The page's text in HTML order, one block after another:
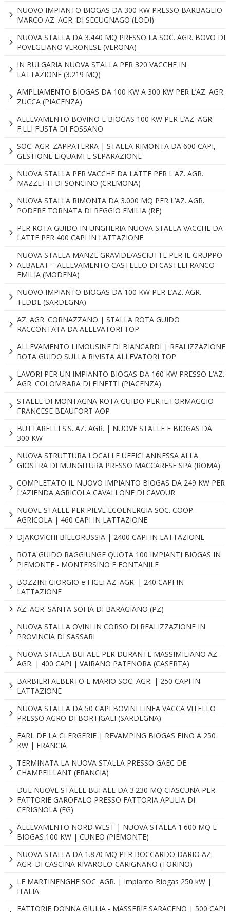
NUOVO IMPIANTO BIOGAS DA 300 KW PRESSO BARBAGLIO
MARCO AZ. AGR. DI SECUGNAGO (LODI)
NUOVA STALLA DA 3.440 MQ PRESSO LA SOC. AGR. BOVO DI
POVEGLIANO VERONESE (VERONA)
IN BULGARIA NUOVA STALLA PER 320 VACCHE IN
LATTAZIONE (3.219 MQ)
AMPLIAMENTO BIOGAS DA 100 KW A 300 KW PER L’AZ. AGR.
ZUCCA (PIACENZA)
ALLEVAMENTO BOVINO E BIOGAS 100 KW PER L’AZ. AGR.
F.LLI FUSTA DI FOSSANO
SOC. AGR. ZAPPATERRA | STALLA RIMONTA DA 600 CAPI,
GESTIONE LIQUAMI E SEPARAZIONE
NUOVA STALLA PER VACCHE DA LATTE PER L'AZ. AGR.
MAZZETTI DI SONCINO (CREMONA)
NUOVA STALLA RIMONTA DA 3.000 MQ PER L’AZ. AGR.
PODERE TORNATA DI REGGIO EMILIA (RE)
PER ROTA GUIDO IN UNGHERIA NUOVA STALLA VACCHE DA
LATTE PER 400 CAPI IN LATTAZIONE
NUOVA STALLA MANZE GRAVIDE/ASCIUTTE PER IL GRUPPO
ALBALAT – ALLEVAMENTO CASTELLO DI CASTELFRANCO
EMILIA (MODENA)
NUOVO IMPIANTO BIOGAS DA 100 KW PER L’AZ. AGR.
TEDDE (SARDEGNA)
AZ. AGR. CORNAZZANO | STALLA ROTA GUIDO
RACCONTATA DA ALLEVATORI TOP
ALLEVAMENTO LIMOUSINE DI BIANCARDI | REALIZZAZIONE
ROTA GUIDO SULLA RIVISTA ALLEVATORI TOP
LAVORI PER UN IMPIANTO BIOGAS DA 160 KW PRESSO L’AZ.
AGR. COLOMBARA DI FINETTI (PIACENZA)
STALLE DI MONTAGNA ROTA GUIDO PER IL FORMAGGIO
FRANCESE BEAUFORT AOP
BUTTARELLI S.S. AZ. AGR. | NUOVE STALLE E BIOGAS DA
300 KW
NUOVA STRUTTURA LOCALI E UFFICI ANNESSA ALLA
GIOSTRA DI MUNGITURA PRESSO MACCARESE SPA (ROMA)
COMPLETATO IL NUOVO IMPIANTO BIOGAS DA 249 KW PER
L’AZIENDA AGRICOLA CAVALLONE DI CAVOUR
NUOVE STALLE PER PIEVE ECOENERGIA SOC. COOP.
AGRICOLA | 460 CAPI IN LATTAZIONE
DJAKOVICHI BIELORUSSIA | 2400 CAPI IN LATTAZIONE
ROTA GUIDO RAGGIUNGE QUOTA 100 IMPIANTI BIOGAS IN
PIEMONTE - MONTERSINO E FONTANILE
BOZZINI GIORGIO e FIGLI AZ. AGR. | 240 CAPI IN
LATTAZIONE
AZ. AGR. SANTA SOFIA DI BARAGIANO (PZ)
NUOVA STALLA OVINI IN CORSO DI REALIZZAZIONE IN
PROVINCIA DI SASSARI
NUOVA STALLA BUFALE PER DURANTE MASSIMILIANO AZ.
AGR. | 400 CAPI | VAIRANO PATENORA (CASERTA)
BARBIERI ALBERTO E MARIO SOC. AGR. | 250 CAPI IN
LATTAZIONE
NUOVA STALLA DA 50 CAPI BOVINI LINEA VACCA VITELLO
PRESSO AGRO DI BORTIGALI (SARDEGNA)
EARL DE LA CLERGERIE | REVAMPING BIOGAS FINO A 250
KW | FRANCIA
TERMINATA LA NUOVA STALLA PRESSO GAEC DE
CHAMPEILLANT (FRANCIA)
DUE NUOVE STALLE BUFALE DA 3.230 MQ CIASCUNA PER
FATTORIE GAROFALO PRESSO FATTORIA APULIA DI
CERIGNOLA (FG)
ALLEVAMENTO NORD WEST | NUOVA STALLA 1.600 MQ E
BIOGAS 100 KW | CUNEO (PIEMONTE)
NUOVA STALLA DA 1.870 MQ PER BOCCARDO DARIO AZ.
AGR. DI CASCINA RIVAROLO-CARIGNANO (TORINO)
LE MARTINENGHE SOC. AGR. | Impianto Biogas 250 kW |
ITALIA
FATTORIE DONNA GIULIA - MASSERIE SARACENO | 500 CAPI